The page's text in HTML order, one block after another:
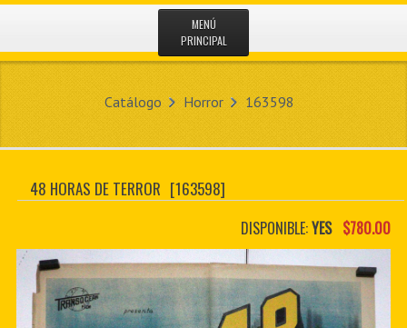
MENÚ
PRINCIPAL
MIS DATOS
CONTACTO
CUSTOM PDF
Catálogo Horror 163598
48 HORAS DE TERROR [163598]
DISPONIBLE:YES $780.00